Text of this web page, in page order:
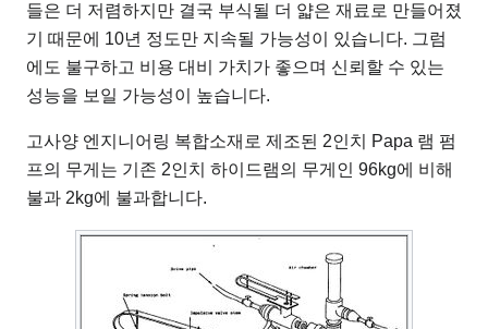
들은 더 저렴하지만 결국 부식될 더 얇은 재료로 만들어졌
기 때문에 10년 정도만 지속될 가능성이 있습니다. 그럼
에도 불구하고 비용 대비 가치가 좋으며 신뢰할 수 있는
성능을 보일 가능성이 높습니다.
고사양 엔지니어링 복합소재로 제조된 2인치 Papa 램 펌
프의 무게는 기존 2인치 하이드램의 무게인 96kg에 비해
불과 2kg에 불과합니다.